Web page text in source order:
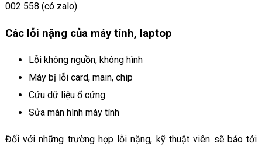
002 558 (có zalo).
Các lỗi nặng của máy tính, laptop
Lỗi không nguồn, không hình
Máy bị lỗi card, main, chip
Cứu dữ liệu ổ cứng
Sửa màn hình máy tính
Đối với những trường hợp lỗi nặng, kỹ thuật viên sẽ báo tới